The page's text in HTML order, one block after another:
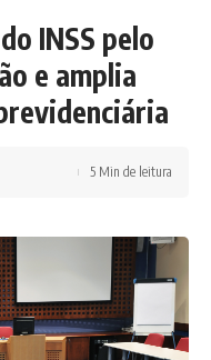
INSS pelo
e amplia
5 Min de leitura